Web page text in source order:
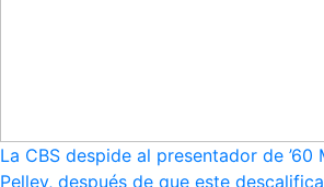
La CBS despide al presentador de ’60
Pelley, después de que este